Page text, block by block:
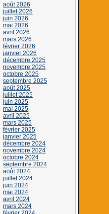
août 2026
juillet 2026
juin 2026
mai 2026
avril 2026
mars 2026
février 2026
janvier 2026
décembre 2025
novembre 2025
octobre 2025
septembre 2025
août 2025
juillet 2025
juin 2025
mai 2025
avril 2025
mars 2025
février 2025
janvier 2025
décembre 2024
novembre 2024
octobre 2024
septembre 2024
août 2024
juillet 2024
juin 2024
mai 2024
avril 2024
mars 2024